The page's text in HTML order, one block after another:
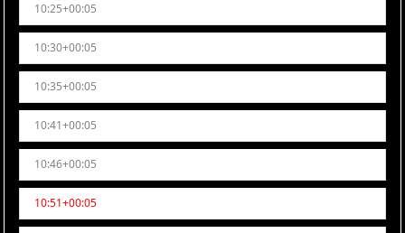
10:25+00:05
10:30+00:05
10:35+00:05
10:41+00:05
10:46+00:05
10:51+00:05